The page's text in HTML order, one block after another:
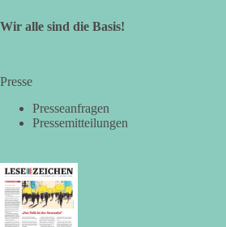
Vorschläge können Zustimmung erhalten.
weiterbringt.
Ablehnung. Keine politische
Entscheidungen? 👇
#dieBasis #SachsenAnhalt
#Sachpolitik
Wir alle sind die Basis!
Presse
Presseanfragen
Pressemitteilungen